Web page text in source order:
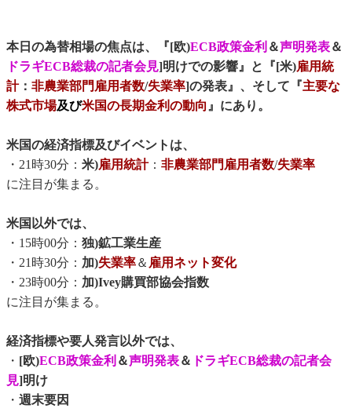
本日の為替相場の焦点は、『[欧)ECB政策金利 ＆声明発表＆
ドラギECB総裁の記者会見]明けでの影響』と『[米)雇用統
計： 非農業部門雇用者数/失業率]の発表』、そして『主要な
株式市場及び米国の長期金利の動向』にあり。
米国の経済指標及びイベントは、
・21時30分： 米)雇用統計： 非農業部門雇用者数/失業率
に注目が集まる。
米国以外では、
・15時00分： 独)鉱工業生産
・21時30分： 加)失業率＆ 雇用ネット変化
・23時00分： 加)Ivey購買部協会指数
に注目が集まる。
経済指標や要人発言以外では、
・ [欧)ECB政策金利 ＆声明発表＆ ドラギECB総裁の記者会
見]明け
・ 週末要因